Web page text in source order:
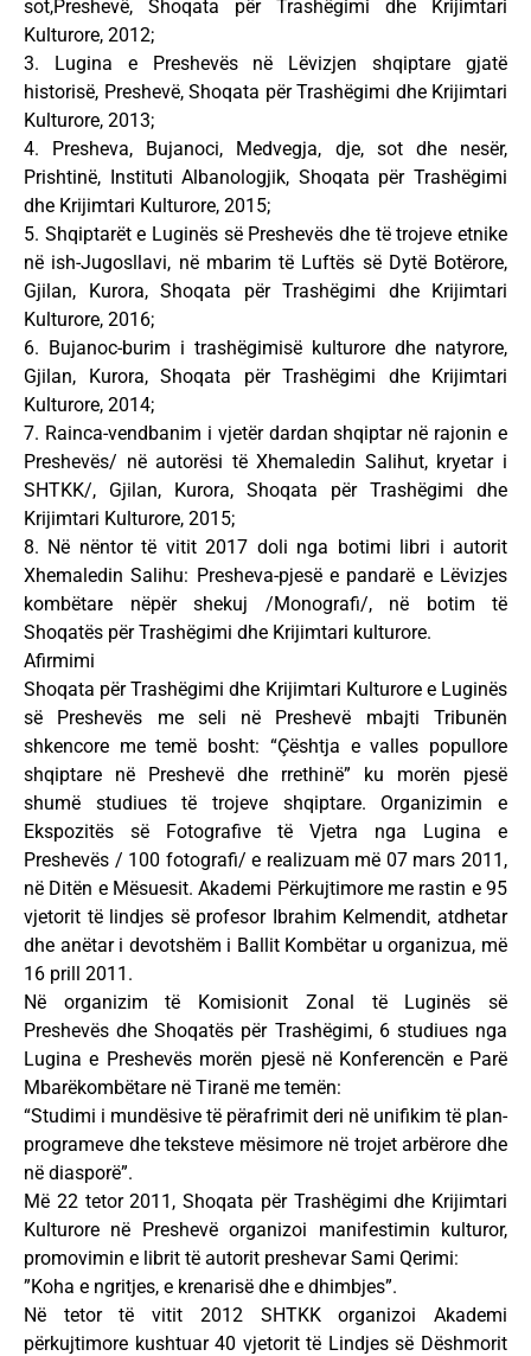
sot,Preshevë, Shoqata për Trashëgimi dhe Krijimtari
Kulturore, 2012;
3. Lugina e Preshevës në Lëvizjen shqiptare gjatë
historisë, Preshevë, Shoqata për Trashëgimi dhe Krijimtari
Kulturore, 2013;
4. Presheva, Bujanoci, Medvegja, dje, sot dhe nesër,
Prishtinë, Instituti Albanologjik, Shoqata për Trashëgimi
dhe Krijimtari Kulturore, 2015;
5. Shqiptarët e Luginës së Preshevës dhe të trojeve etnike
në ish-Jugosllavi, në mbarim të Luftës së Dytë Botërore,
Gjilan, Kurora, Shoqata për Trashëgimi dhe Krijimtari
Kulturore, 2016;
6. Bujanoc-burim i trashëgimisë kulturore dhe natyrore,
Gjilan, Kurora, Shoqata për Trashëgimi dhe Krijimtari
Kulturore, 2014;
7. Rainca-vendbanim i vjetër dardan shqiptar në rajonin e
Preshevës/ në autorësi të Xhemaledin Salihut, kryetar i
SHTKK/, Gjilan, Kurora, Shoqata për Trashëgimi dhe
Krijimtari Kulturore, 2015;
8. Në nëntor të vitit 2017 doli nga botimi libri i autorit
Xhemaledin Salihu: Presheva-pjesë e pandarë e Lëvizjes
kombëtare nëpër shekuj /Monografi/, në botim të
Shoqatës për Trashëgimi dhe Krijimtari kulturore.
Afirmimi
Shoqata për Trashëgimi dhe Krijimtari Kulturore e Luginës
së Preshevës me seli në Preshevë mbajti Tribunën
shkencore me temë bosht: “Çështja e valles popullore
shqiptare në Preshevë dhe rrethinë” ku morën pjesë
shumë studiues të trojeve shqiptare. Organizimin e
Ekspozitës së Fotografive të Vjetra nga Lugina e
Preshevës / 100 fotografi/ e realizuam më 07 mars 2011,
në Ditën e Mësuesit. Akademi Përkujtimore me rastin e 95
vjetorit të lindjes së profesor Ibrahim Kelmendit, atdhetar
dhe anëtar i devotshëm i Ballit Kombëtar u organizua, më
16 prill 2011.
Në organizim të Komisionit Zonal të Luginës së
Preshevës dhe Shoqatës për Trashëgimi, 6 studiues nga
Lugina e Preshevës morën pjesë në Konferencën e Parë
Mbarëkombëtare në Tiranë me temën:
“Studimi i mundësive të përafrimit deri në unifikim të plan-
programeve dhe teksteve mësimore në trojet arbërore dhe
në diasporë”.
Më 22 tetor 2011, Shoqata për Trashëgimi dhe Krijimtari
Kulturore në Preshevë organizoi manifestimin kulturor,
promovimin e librit të autorit preshevar Sami Qerimi:
”Koha e ngritjes, e krenarisë dhe e dhimbjes”.
Në tetor të vitit 2012 SHTKK organizoi Akademi
përkujtimore kushtuar 40 vjetorit të Lindjes së Dëshmorit